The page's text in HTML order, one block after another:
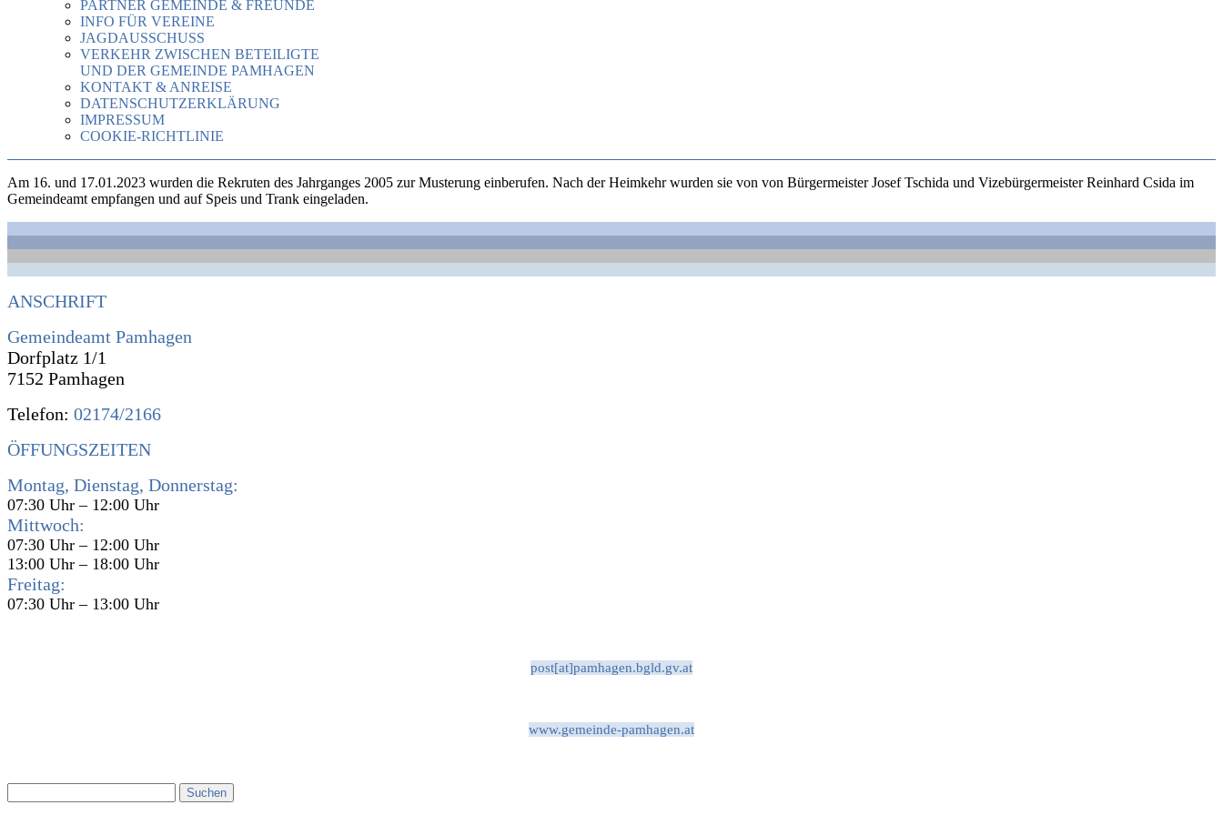
PARTNER GEMEINDE & FREUNDE
INFO FÜR VEREINE
JAGDAUSSCHUSS
VERKEHR ZWISCHEN BETEILIGTE
UND DER GEMEINDE PAMHAGEN
KONTAKT & ANREISE
DATENSCHUTZERKLÄRUNG
IMPRESSUM
COOKIE-RICHTLINIE
Am 16. und 17.01.2023 wurden die Rekruten des Jahrganges 2005 zur Musterung einberufen. Nach der Heimkehr wurden sie von von Bürgermeister Josef Tschida und Vizebürgermeister Reinhard Csida im
Gemeindeamt empfangen und auf Speis und Trank eingeladen.
ANSCHRIFT
Gemeindeamt Pamhagen
Dorfplatz 1/1
7152 Pamhagen
Telefon: 02174/2166
ÖFFUNGSZEITEN
Montag, Dienstag, Donnerstag:
07:30 Uhr – 12:00 Uhr
Mittwoch:
07:30 Uhr – 12:00 Uhr
13:00 Uhr – 18:00 Uhr
Freitag:
07:30 Uhr – 13:00 Uhr
post[at]pamhagen.bgld.gv.at
www.gemeinde-pamhagen.at